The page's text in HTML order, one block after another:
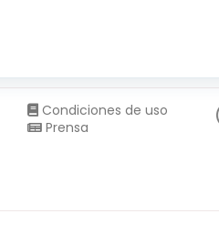
Condiciones de uso
Prensa